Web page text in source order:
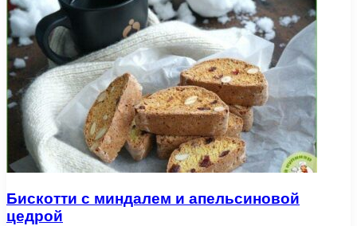
Бискотти с миндалем и апельсиновой
цедрой